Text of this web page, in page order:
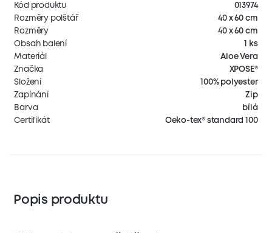
Kód produktu
013974
Rozměry polštář
40 x 60 cm
Rozměry
40 x 60 cm
Obsah balení
1 ks
Materiál
Aloe Vera
Značka
XPOSE®
Složení
100% polyester
Zapínání
Zip
Barva
bílá
Certifikát
Oeko-tex® standard 100
Popis produktu